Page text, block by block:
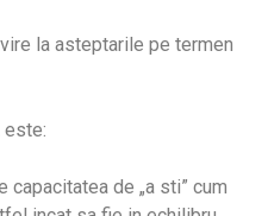
la asteptarile pe termen
este:
de „a sti” cum